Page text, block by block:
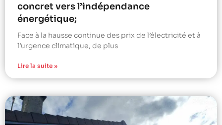
concret vers l’indépendance
énergétique;
Face à la hausse continue des prix de l’électricité et à
l’urgence climatique, de plus
Lire la suite »